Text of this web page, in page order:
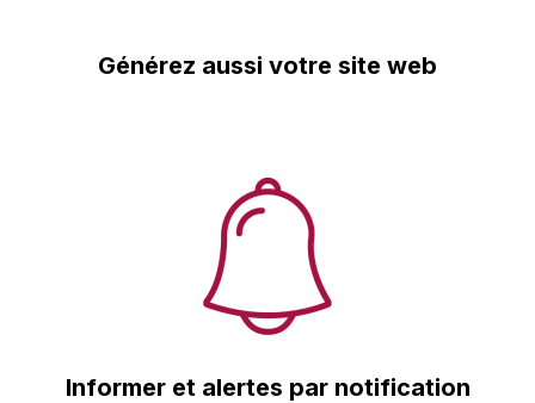
Générez aussi votre site web
Informer et alertes par notification